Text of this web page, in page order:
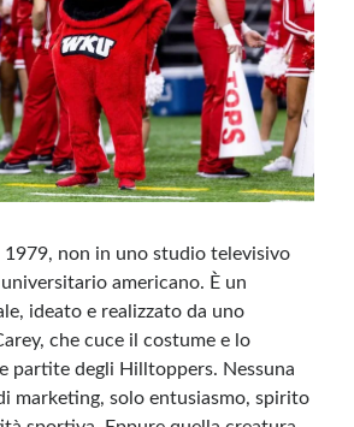
1979, non in uno studio televisivo
americano. È un
ideato e realizzato da uno
che cuce il costume e lo
partite degli Hilltoppers. Nessuna
marketing, solo entusiasmo, spirito